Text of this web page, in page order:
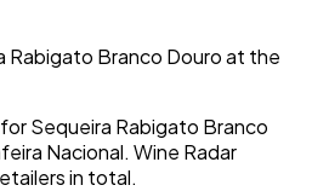
Rabigato Branco Douro at the
Sequeira Rabigato Branco
Nacional. Wine Radar
in total.